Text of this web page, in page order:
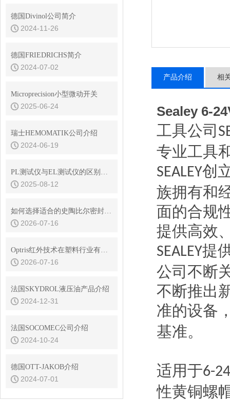
德国Divinol公司简介
2024-11-26
德国FRIEDRICHS简介
2024-07-02
Microprecision小型微动开关
2025-06-24
瑞士HEMOMATIK公司介绍
2024-06-19
PL测试仪与EL测试仪的区别是什么
2025-08-12
如何选择适合的史陶比尔密封接头型号
2026-07-16
Optris红外技术在塑料行业有哪些应用
2026-07-16
法国SKYDROL液压油产品介绍
2024-12-31
法国SOCOMEC公司介绍
2024-10-24
德国OTT-JAKOB介绍
2024-07-01
产品介绍 相
Sealey 6-
工具公司
专业工具
SEALEY创
族拥有和
面的合规
提供高效
SEALEY提
公司不断
不断推出
准的设备
基准。
适用于6-
性黄铜螺